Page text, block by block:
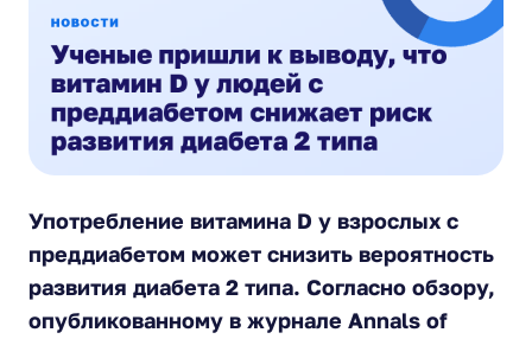
Употребление витамина D у взрослых с
преддиабетом может снизить вероятность
развития диабета 2 типа. Согласно обзору,
опубликованному в журнале Annals of